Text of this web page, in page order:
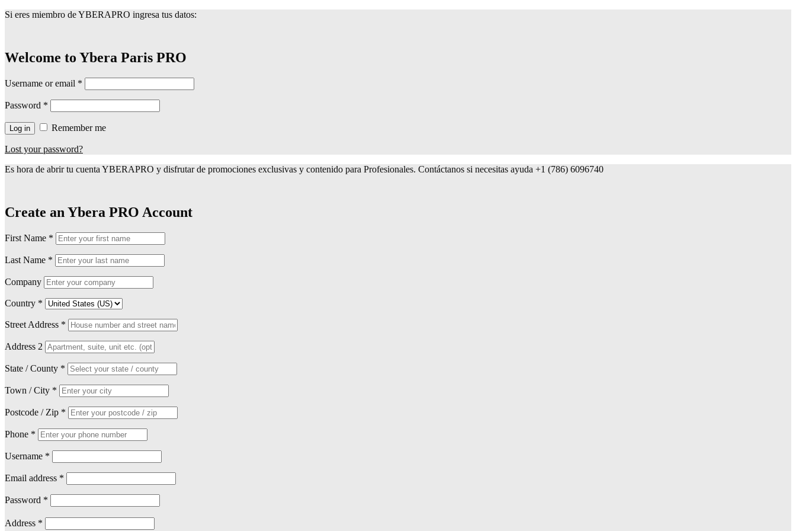
Si eres miembro de YBERAPRO ingresa tus datos:
Welcome to Ybera Paris PRO
Username or email *
Password *
Log in Remember me
Lost your password?
Es hora de abrir tu cuenta YBERAPRO y disfrutar de promociones exclusivas y contenido para Profesionales. Contáctanos si necesitas ayuda +1 (786) 6096740
Create an Ybera PRO Account
First Name *
Last Name *
Company
Country *
Street Address *
Address 2
State / County *
Town / City *
Postcode / Zip *
Phone *
Username *
Email address *
Password *
Address *